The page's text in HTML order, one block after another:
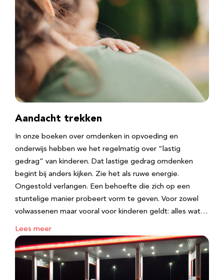
Aandacht trekken
In onze boeken over omdenken in opvoeding en
onderwijs hebben we het regelmatig over “lastig
gedrag” van kinderen. Dat lastige gedrag omdenken
begint bij anders kijken. Zie het als ruwe energie.
Ongestold verlangen. Een behoefte die zich op een
stuntelige manier probeert vorm te geven. Voor zowel
volwassenen maar vooral voor kinderen geldt: alles wat…
Lees meer